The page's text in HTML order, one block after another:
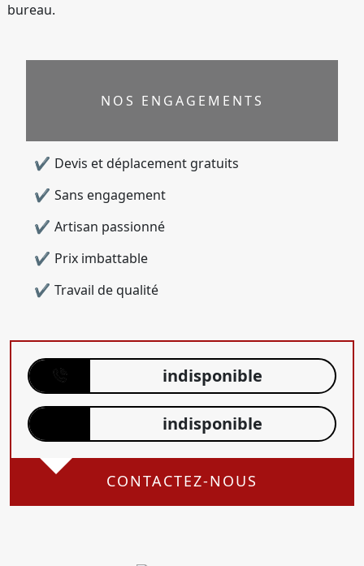
bureau.
NOS ENGAGEMENTS
Devis et déplacement gratuits
Sans engagement
Artisan passionné
Prix imbattable
Travail de qualité
indisponible
indisponible
CONTACTEZ-NOUS